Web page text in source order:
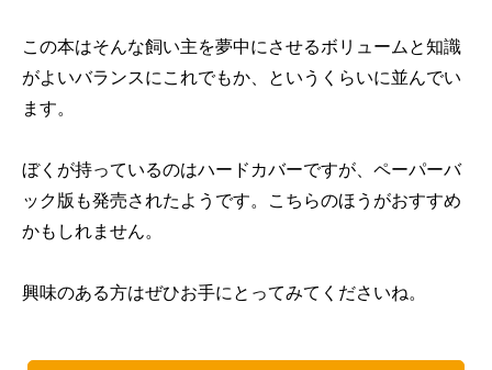
この本はそんな飼い主を夢中にさせるボリュームと知識
がよいバランスにこれでもか、というくらいに並んでい
ます。
ぼくが持っているのはハードカバーですが、ペーパーバ
ック版も発売されたようです。こちらのほうがおすすめ
かもしれません。
興味のある方はぜひお手にとってみてくださいね。